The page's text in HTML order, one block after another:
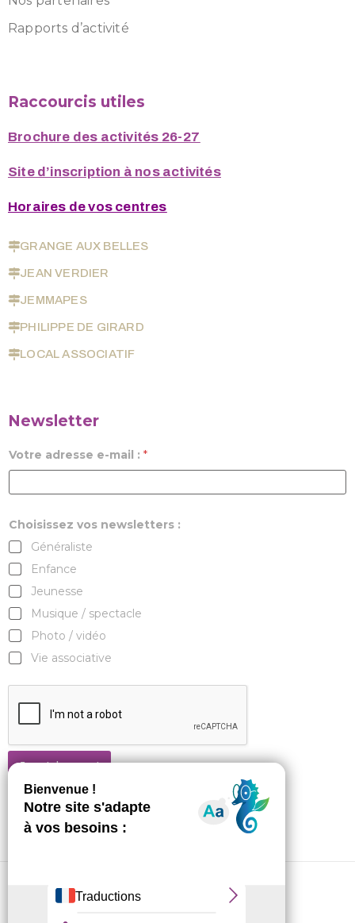
Rapports d’activité
Raccourcis utiles
Brochure des activités 26-27
Site d’inscription à nos activités
Horaires de vos centres
GRANGE AUX BELLES
JEAN VERDIER
JEMMAPES
PHILIPPE DE GIRARD
LOCAL ASSOCIATIF
Newsletter
Votre adresse e-mail : *
Choisissez vos newsletters :
Généraliste
Enfance
Jeunesse
Musique / spectacle
Photo / vidéo
Vie associative
Je m'abonne !